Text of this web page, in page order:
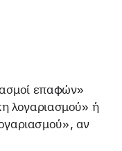
επαφών»
λογαριασμού» ή
αν